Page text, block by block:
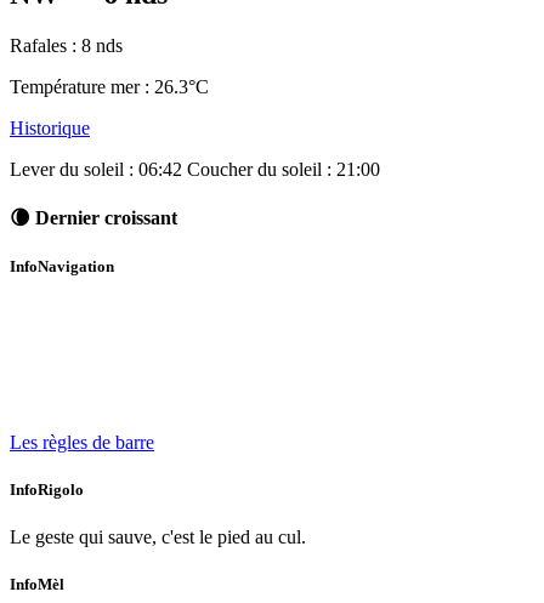
Rafales : 8 nds
Température mer : 26.3°C
Historique
Lever du soleil : 06:42 Coucher du soleil : 21:00
🌘 Dernier croissant
InfoNavigation
Les règles de barre
InfoRigolo
Le geste qui sauve, c'est le pied au cul.
InfoMèl